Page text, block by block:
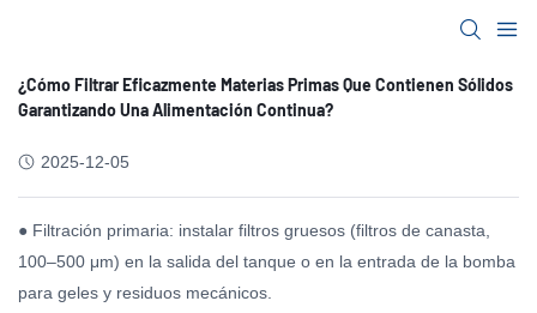
¿Cómo Filtrar Eficazmente Materias Primas Que Contienen Sólidos
Garantizando Una Alimentación Continua?
2025-12-05
● Filtración primaria: instalar filtros gruesos (filtros de canasta,
100–500 μm) en la salida del tanque o en la entrada de la bomba
para geles y residuos mecánicos.